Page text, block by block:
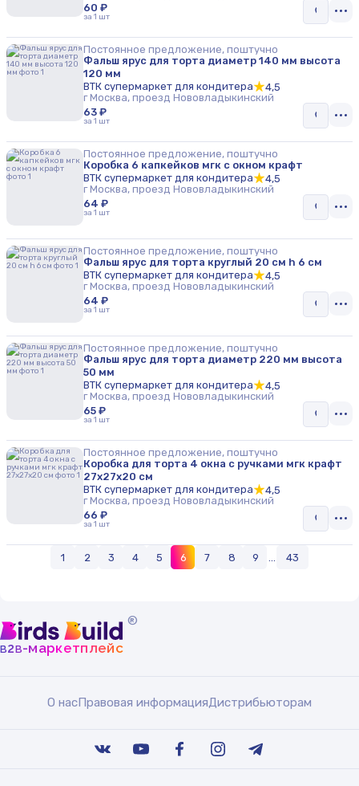
60 ₽
за 1 шт
Постоянное предложение, поштучно
Фальш ярус для торта диаметр 140 мм высота
120 мм
ВТК супермаркет для кондитера
4,5
г Москва, проезд Нововладыкинский
63 ₽
за 1 шт
Постоянное предложение, поштучно
Коробка 6 капкейков мгк с окном крафт
ВТК супермаркет для кондитера
4,5
г Москва, проезд Нововладыкинский
64 ₽
за 1 шт
Постоянное предложение, поштучно
Фальш ярус для торта круглый 20 см h 6 см
ВТК супермаркет для кондитера
4,5
г Москва, проезд Нововладыкинский
64 ₽
за 1 шт
Постоянное предложение, поштучно
Фальш ярус для торта диаметр 220 мм высота
50 мм
ВТК супермаркет для кондитера
4,5
г Москва, проезд Нововладыкинский
65 ₽
за 1 шт
Постоянное предложение, поштучно
Коробка для торта 4 окна с ручками мгк крафт
27х27х20 см
ВТК супермаркет для кондитера
4,5
г Москва, проезд Нововладыкинский
66 ₽
за 1 шт
1 2 3 4 5 6 7 8 9 43
®
b2b-маркетплейс
О насПравовая информацияДистрибьюторам